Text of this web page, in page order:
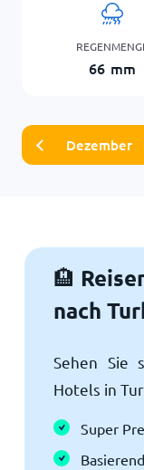
66 mm
Dezember
🏨
nach
Sehen Sie
Hotels in
Super